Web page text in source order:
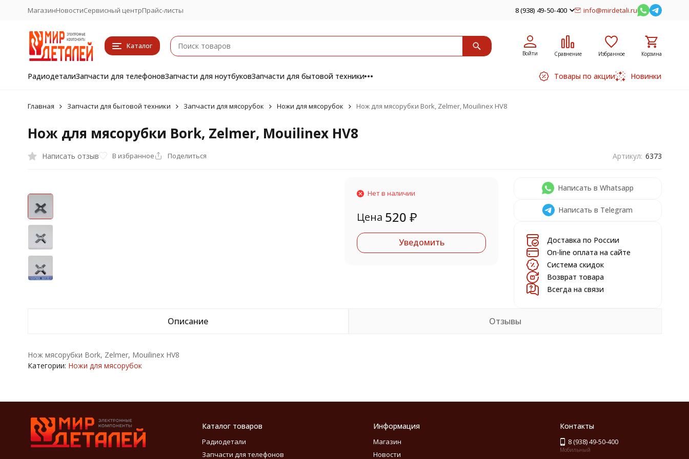
МагазинНовостиСервисный центрПрайс-листы 8 (938) 49-50-400 info@mirdetali.ru
Каталог
Войти Сравнение Избранное Корзина
РадиодеталиЗапчасти для телефоновЗапчасти для ноутбуковЗапчасти для бытовой техники Товары по акции Новинки
Главная Запчасти для бытовой техники Запчасти для мясорубок Ножи для мясорубок Нож для мясорубки Bork, Zelmer, Mouilinex HV8
Нож для мясорубки Bork, Zelmer, Mouilinex HV8
Написать отзыв В избранное Поделиться Артикул: 6373
Нет в наличии
Цена 520 ₽
Уведомить
Написать в Whatsapp
Написать в Telegram
Доставка по России
On-line оплата на сайте
Система скидок
Возврат товара
Всегда на связи
Описание Отзывы
Нож мясорубки Bork, Zelmer, Mouilinex HV8
Категории: Ножи для мясорубок
Каталог товаров
Радиодетали
Запчасти для телефонов
Информация
Магазин
Новости
Контакты
8 (938) 49-50-400
Мобильный